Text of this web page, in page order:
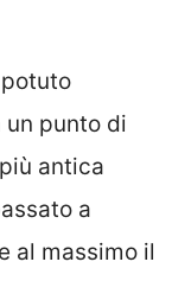
punto di
antica
a
al massimo il